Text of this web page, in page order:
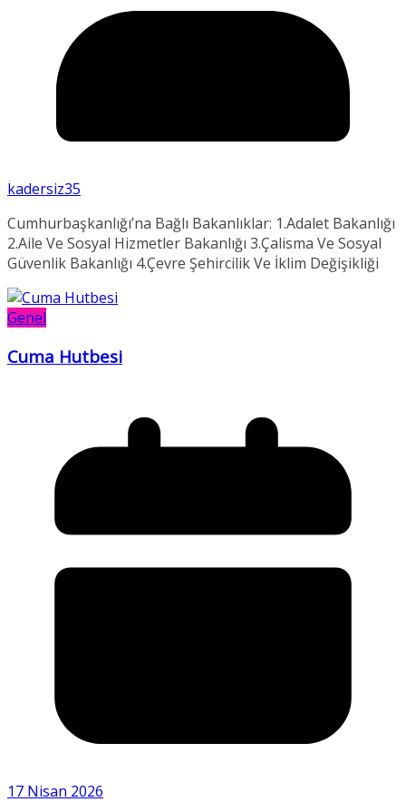
kadersiz35
Cumhurbaşkanlığı’na Bağlı Bakanlıklar: 1.Adalet Bakanlığı
2.Aile Ve Sosyal Hizmetler Bakanlığı 3.Çalisma Ve Sosyal
Güvenlik Bakanlığı 4.Çevre Şehircilik Ve İklim Değişikliği
Genel
Cuma Hutbesi
17 Nisan 2026